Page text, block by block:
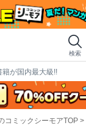
検索
が国内最大級!!
コミックシーモアTOP